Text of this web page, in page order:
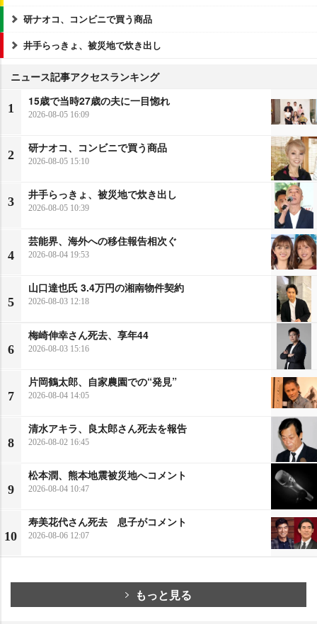
研ナオコ、コンビニで買う商品
井手らっきょ、被災地で炊き出し
ニュース記事アクセスランキング
1
15歳で当時27歳の夫に一目惚れ
2026-08-05 16:09
2
研ナオコ、コンビニで買う商品
2026-08-05 15:10
3
井手らっきょ、被災地で炊き出し
2026-08-05 10:39
4
芸能界、海外への移住報告相次ぐ
2026-08-04 19:53
5
山口達也氏 3.4万円の湘南物件契約
2026-08-03 12:18
6
梅崎伸幸さん死去、享年44
2026-08-03 15:16
7
片岡鶴太郎、自家農園での“発見”
2026-08-04 14:05
8
清水アキラ、良太郎さん死去を報告
2026-08-02 16:45
9
松本潤、熊本地震被災地へコメント
2026-08-04 10:47
10
寿美花代さん死去 息子がコメント
2026-08-06 12:07
もっと見る